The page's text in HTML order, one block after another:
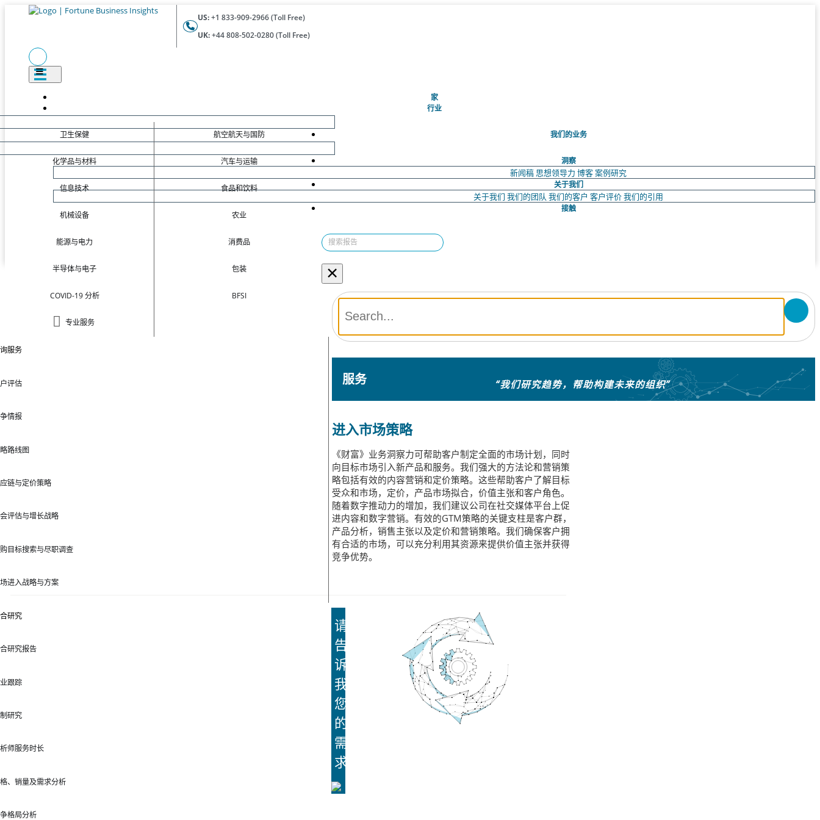
US:+1 833-909-2966 (Toll Free)
UK:+44 808-502-0280 (Toll Free)
家(当前的)
行业
卫生保健
化学品与材料
信息技术
机械设备
能源与电力
半导体与电子
COVID-19 分析
专业服务
航空航天与国防
汽车与运输
食品和饮料
农业
消费品
包装
BFSI
我们的业务
服务
评估
情报
路线图
链与定价策略
评估与增长战略
目标搜索与尽职调查
进入战略与方案
研究
研究报告
跟踪
研究
师服务时长
、销量及需求分析
格局分析
洞察
新闻稿 思想领导力 博客案例研究
关于我们
关于我们 我们的团队 我们的客户 客户评价我们的引用
接触
×
服务 “我们研究趋势，帮助构建未来的组织”
进入市场策略
《财富》业务洞察力可帮助客户制定全面的市场计划，同时
向目标市场引入新产品和服务。我们强大的方法论和营销策
略包括有效的内容营销和定价策略。这些帮助客户了解目标
受众和市场，定价，产品市场拟合，价值主张和客户角色。
随着数字推动力的增加，我们建议公司在社交媒体平台上促
进内容和数字营销。有效的GTM策略的关键支柱是客户群，
产品分析，销售主张以及定价和营销策略。我们确保客户拥
有合适的市场，可以充分利用其资源来提供价值主张并获得
竞争优势。
请
告
诉
我
您
的
需
求